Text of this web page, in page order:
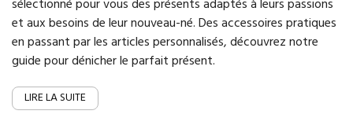
sélectionné pour vous des présents adaptés à leurs passions
et aux besoins de leur nouveau-né. Des accessoires pratiques
en passant par les articles personnalisés, découvrez notre
guide pour dénicher le parfait présent.
LIRE LA SUITE